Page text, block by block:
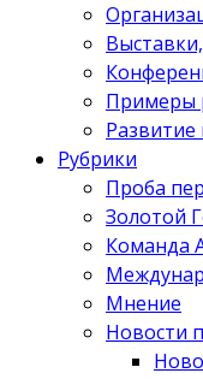
Примеры
Рубрики
Проба
Золотой
Команда
Мнение
Новости